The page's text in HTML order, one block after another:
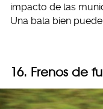
impacto de las
Una bala bien
16. Frenos de